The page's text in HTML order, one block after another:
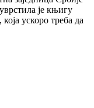
је књигу
ускоро треба да